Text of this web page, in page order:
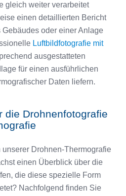
gleich weiter verarbeitet
einen detaillierten Bericht
oder einer Anlage
Luftbildfotografie mit
ausgestatteten
für einen ausführlichen
Daten liefern.
die Drohnenfotografie
Drohnen-Thermografie
einen Überblick über die
die diese spezielle Form
Nachfolgend finden Sie